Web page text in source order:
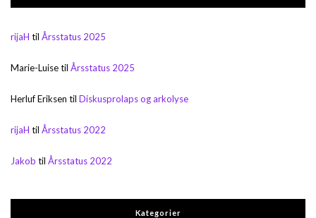
rijaH til Årsstatus 2025
Marie-Luisetil Årsstatus 2025
Herluf Eriksen til Diskusprolaps og arkolyse
rijaH til Årsstatus 2022
Jakob til Årsstatus 2022
Kategorier